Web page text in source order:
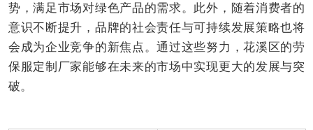
势，满足市场对绿色产品的需求。此外，随着消费者的
意识不断提升，品牌的社会责任与可持续发展策略也将
会成为企业竞争的新焦点。通过这些努力，花溪区的劳
保服定制厂家能够在未来的市场中实现更大的发展与突
破。